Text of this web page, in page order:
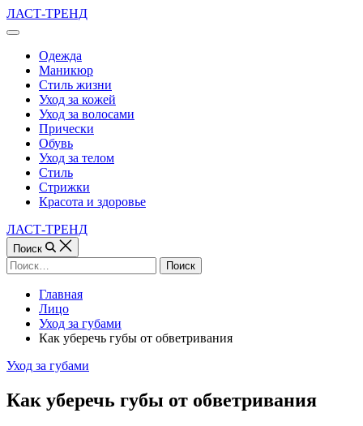
Перейти
к
ЛАСТ-ТРЕНД
Вне
холстаОдежда
Маникюр
Стиль жизни
Уход за кожей
Уход за волосами
Прически
Обувь
Уход за телом
Стиль
Стрижки
Красота и здоровье
ЛАСТ-ТРЕНД
Поиск
Найти:
Главная
Лицо
Уход за губами
Как уберечь губы от обветривания
Рубрики
Уход за губами
Как уберечь губы от обветривания